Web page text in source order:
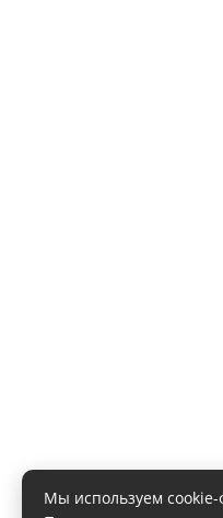
Мы используем